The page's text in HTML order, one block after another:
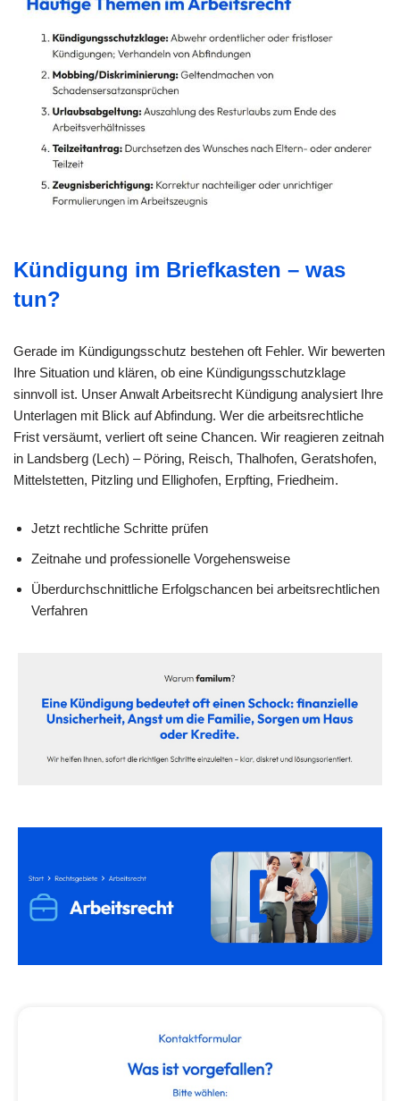
Kündigung im Briefkasten – was
tun?
Gerade im Kündigungsschutz bestehen oft Fehler. Wir bewerten
Ihre Situation und klären, ob eine Kündigungsschutzklage
sinnvoll ist. Unser Anwalt Arbeitsrecht Kündigung analysiert Ihre
Unterlagen mit Blick auf Abfindung. Wer die arbeitsrechtliche
Frist versäumt, verliert oft seine Chancen. Wir reagieren zeitnah
in Landsberg (Lech) – Pöring, Reisch, Thalhofen, Geratshofen,
Mittelstetten, Pitzling und Ellighofen, Erpfting, Friedheim.
Jetzt rechtliche Schritte prüfen
Zeitnahe und professionelle Vorgehensweise
Überdurchschnittliche Erfolgschancen bei arbeitsrechtlichen
Verfahren